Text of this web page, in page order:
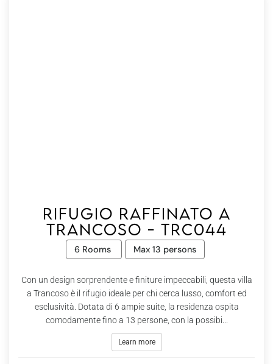
Rifugio Raffinato a
Trancoso - Trc044
6 Rooms Max 13 persons
Con un design sorprendente e finiture impeccabili, questa villa
a Trancoso è il rifugio ideale per chi cerca lusso, comfort ed
esclusività. Dotata di 6 ampie suite, la residenza ospita
comodamente fino a 13 persone, con la possibi...
Learn more